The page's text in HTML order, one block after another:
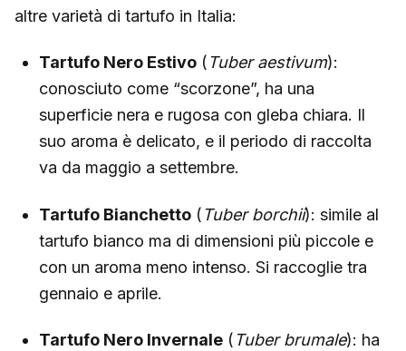
altre varietà di tartufo in Italia:
Tartufo Nero Estivo ( Tuber aestivum):
conosciuto come “scorzone”, ha una
superficie nera e rugosa con gleba chiara. Il
suo aroma è delicato, e il periodo di raccolta
va da maggio a settembre.
Tartufo Bianchetto ( Tuber borchii): simile al
tartufo bianco ma di dimensioni più piccole e
con un aroma meno intenso. Si raccoglie tra
gennaio e aprile.
Tartufo Nero Invernale ( Tuber brumale): ha